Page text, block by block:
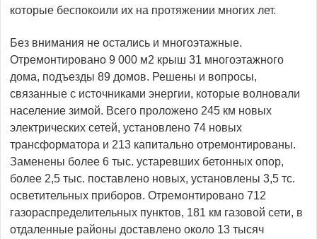
которые беспокоили их на протяжении многих лет.
Без внимания не остались и многоэтажные.
Отремонтировано 9 000 м2 крыш 31 многоэтажного
дома, подъезды 89 домов. Решены и вопросы,
связанные с источниками энергии, которые волновали
население зимой. Всего проложено 245 км новых
электрических сетей, установлено 74 новых
трансформатора и 213 капитально отремонтированы.
Заменены более 6 тыс. устаревших бетонных опор,
более 2,5 тыс. поставлено новых, установлены 3,5 тс.
осветительных приборов. Отремонтировано 712
газораспределительных пунктов, 181 км газовой сети, в
отдаленные районы доставлено около 13 тысяч